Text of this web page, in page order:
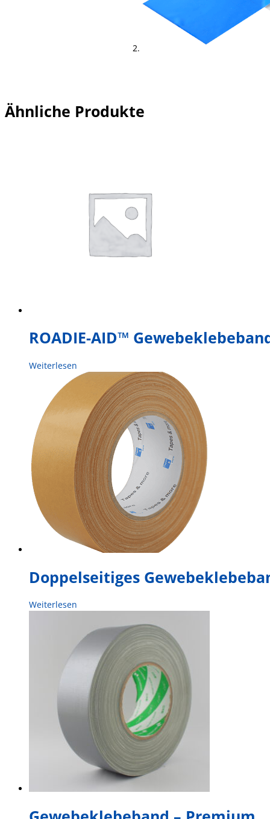
Ähnliche Produkte
ROADIE-AID™
Weiterlesen
Doppelseitiges
Weiterlesen